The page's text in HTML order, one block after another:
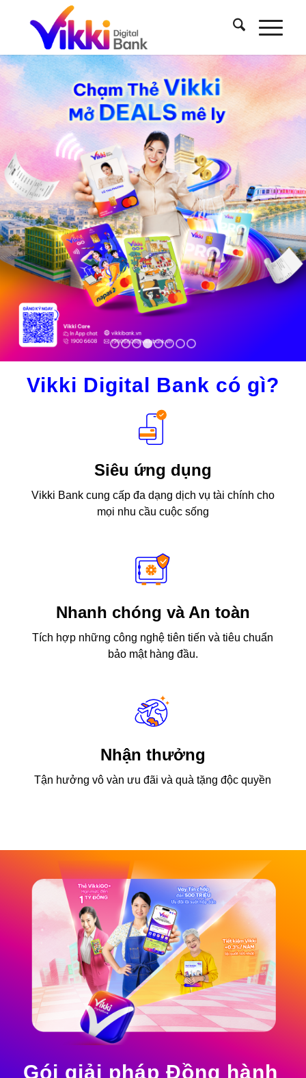
1 2
Vikki Digital Bank có gì?
Siêu ứng dụng
Vikki Bank cung cấp đa dạng dịch vụ tài chính cho
mọi nhu cầu cuộc sống
Nhanh chóng và An toàn
Tích hợp những công nghệ tiên tiến và tiêu chuẩn
bảo mật hàng đầu.
Nhận thưởng
Tận hưởng vô vàn ưu đãi và quà tặng độc quyền
Gói giải pháp Đồng hành